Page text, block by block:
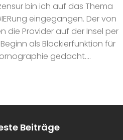
bin ich auf das Thema
eingegangen. Der von
die Provider auf der Insel per
als Blockierfunktion für
gedacht....
Beiträge